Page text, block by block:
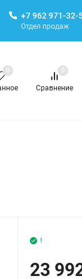
+7 962 971-32-
Отдел продаж
0
Сравнение
0
!
23